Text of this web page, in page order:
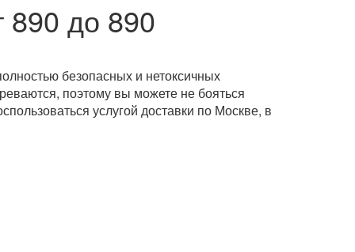
до 890
безопасных и нетоксичных
поэтому вы можете не бояться
услугой доставки по Москве, в